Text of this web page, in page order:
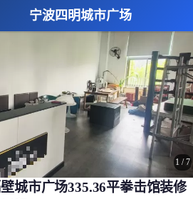
宁波四明城市广场
1 /7
城市广场335.36平拳击馆装修